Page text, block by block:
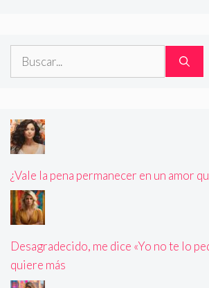
Buscar:
¿Vale la pena permanecer en un amor
Desagradecido, me dice «Yo no te lo
quiere más